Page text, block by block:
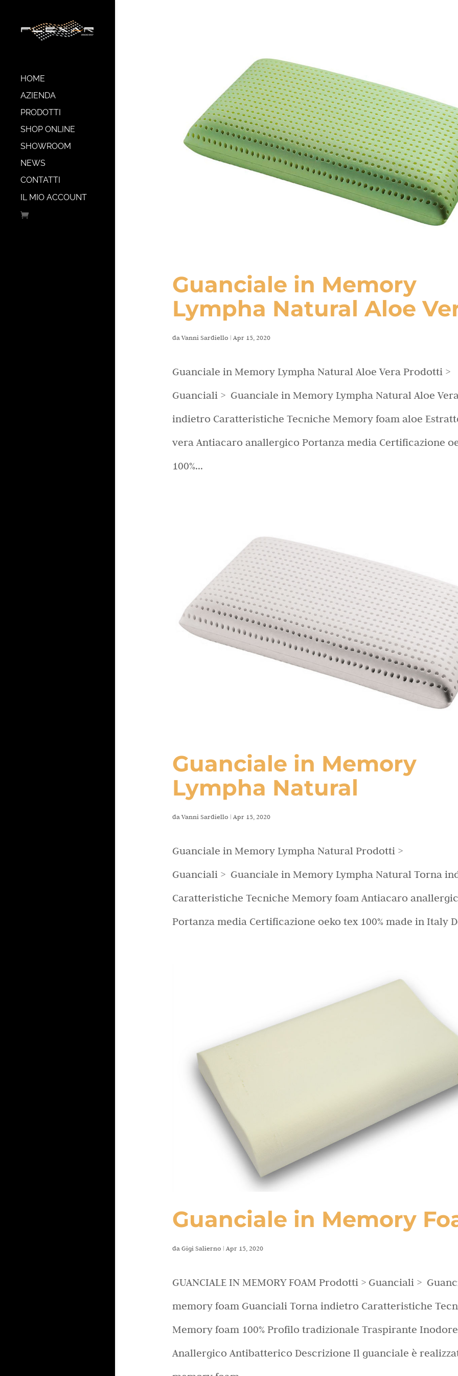
HOME
AZIENDA
PRODOTTI
SHOP ONLINE
SHOWROOM
NEWS
CONTATTI
IL MIO ACCOUNT
Guanciale in Memory
Lympha Natural Aloe
da Vanni Sardiello | Apr 15, 2020
Guanciale in Memory Lympha Natural Aloe Vera Prodotti >
Guanciali > Guanciale in Memory Lympha Natural Aloe
indietro Caratteristiche Tecniche Memory foam aloe
vera Antiacaro anallergico Portanza media Certificazione
100%...
Guanciale in Memory
Lympha Natural
da Vanni Sardiello | Apr 15, 2020
Guanciale in Memory Lympha Natural Prodotti >
Guanciali > Guanciale in Memory Lympha Natural Torna
Caratteristiche Tecniche Memory foam Antiacaro
Portanza media Certificazione oeko tex 100% made in Italy
Guanciale in Memory
da Gigi Salierno | Apr 15, 2020
GUANCIALE IN MEMORY FOAM Prodotti > Guanciali >
memory foam Guanciali Torna indietro Caratteristiche
Memory foam 100% Profilo tradizionale Traspirante Inodore
Anallergico Antibatterico Descrizione Il guanciale è